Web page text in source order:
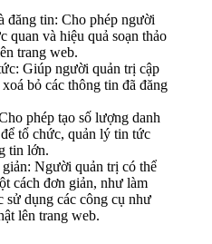
đăng tin: Cho phép người
quan và hiệu quả soạn thảo
trang web.
Giúp người quản trị cập
bỏ các thông tin đã đăng
phép tạo số lượng danh
tổ chức, quản lý tin tức
tin lớn.
Người quản trị có thể
cách đơn giản, như làm
sử dụng các công cụ như
lên trang web.